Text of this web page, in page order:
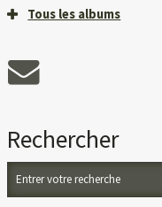
Tous les albums
Rechercher